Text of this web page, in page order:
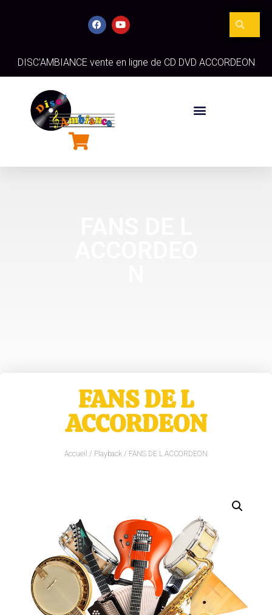
DISC'AMBIANCE vente en ligne de CD DVD ACCORDEON
FANS DE L
ACCORDEON
Accueil / Playback / FANS DE L ACCORDEON